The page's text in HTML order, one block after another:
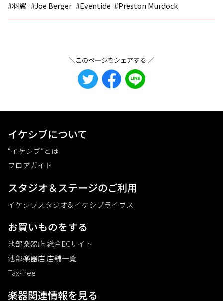
#羽翼 #Joe Berger #Eventide #Preston Murdock
＼このページをシェアする ／
イケシブについて
“イケシブ”とは
フロアガイド
スタジオ＆ステージのご利⽤
イケシブスタジオ& イケシブライヴス
お買いものをする
池部楽器店 総合ECサイト
池部楽器店 店舗一覧
Tax-free
楽器関連情報を見る